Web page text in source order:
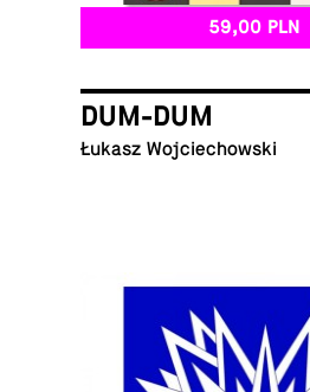
59,00 PLN
DUM-DUM
Łukasz Wojciechowski